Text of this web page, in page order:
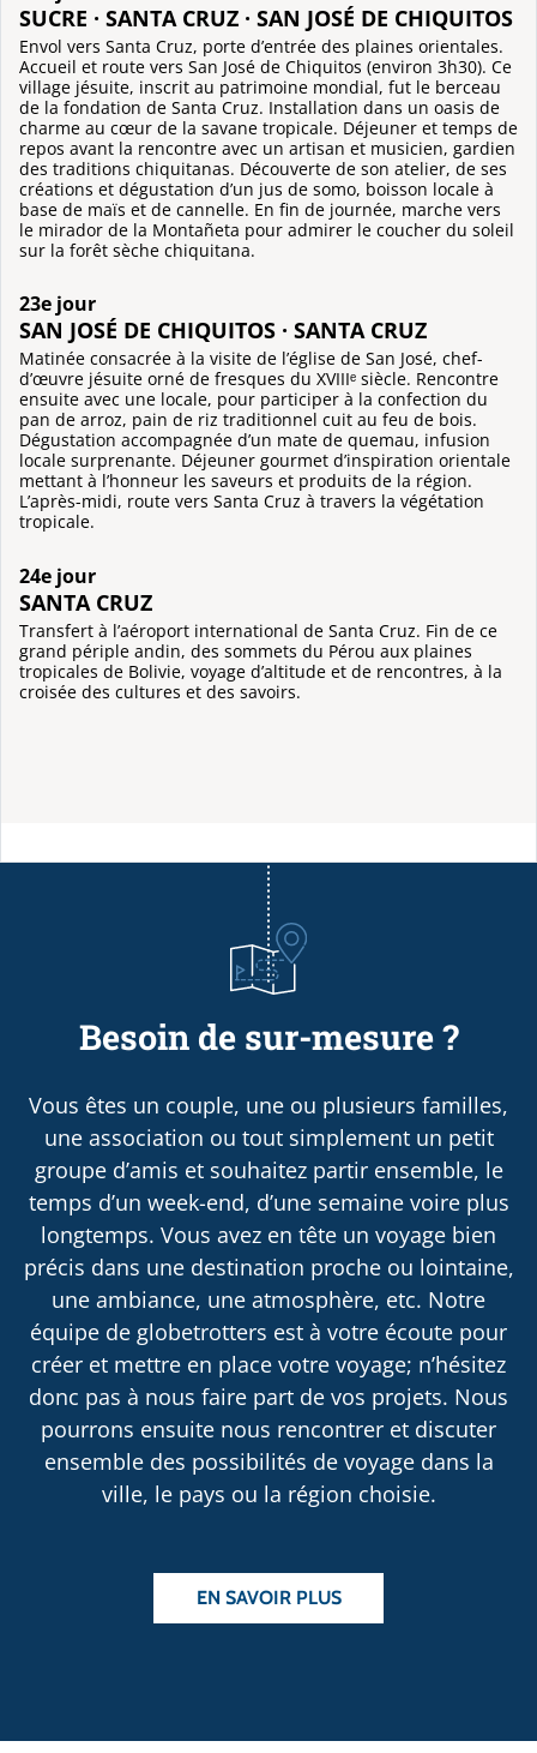
SUCRE · SANTA CRUZ · SAN JOSÉ DE CHIQUITOS
Envol vers Santa Cruz, porte d’entrée des plaines orientales.
Accueil et route vers San José de Chiquitos (environ 3h30). Ce
village jésuite, inscrit au patrimoine mondial, fut le berceau
de la fondation de Santa Cruz. Installation dans un oasis de
charme au cœur de la savane tropicale. Déjeuner et temps de
repos avant la rencontre avec un artisan et musicien, gardien
des traditions chiquitanas. Découverte de son atelier, de ses
créations et dégustation d’un jus de somo, boisson locale à
base de maïs et de cannelle. En fin de journée, marche vers
le mirador de la Montañeta pour admirer le coucher du soleil
sur la forêt sèche chiquitana.
23e jour
SAN JOSÉ DE CHIQUITOS · SANTA CRUZ
Matinée consacrée à la visite de l’église de San José, chef-
d’œuvre jésuite orné de fresques du XVIIIᵉ siècle. Rencontre
ensuite avec une locale, pour participer à la confection du
pan de arroz, pain de riz traditionnel cuit au feu de bois.
Dégustation accompagnée d’un mate de quemau, infusion
locale surprenante. Déjeuner gourmet d’inspiration orientale
mettant à l’honneur les saveurs et produits de la région.
L’après-midi, route vers Santa Cruz à travers la végétation
tropicale.
24e jour
SANTA CRUZ
Transfert à l’aéroport international de Santa Cruz. Fin de ce
grand périple andin, des sommets du Pérou aux plaines
tropicales de Bolivie, voyage d’altitude et de rencontres, à la
croisée des cultures et des savoirs.
Besoin de sur-mesure ?
Vous êtes un couple, une ou plusieurs familles,
une association ou tout simplement un petit
groupe d’amis et souhaitez partir ensemble, le
temps d’un week-end, d’une semaine voire plus
longtemps. Vous avez en tête un voyage bien
précis dans une destination proche ou lointaine,
une ambiance, une atmosphère, etc. Notre
équipe de globetrotters est à votre écoute pour
créer et mettre en place votre voyage; n’hésitez
donc pas à nous faire part de vos projets. Nous
pourrons ensuite nous rencontrer et discuter
ensemble des possibilités de voyage dans la
ville, le pays ou la région choisie.
EN SAVOIR PLUS